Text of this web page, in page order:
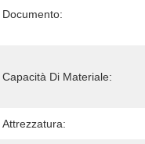
Documento:
Capacità Di Materiale:
Attrezzatura: